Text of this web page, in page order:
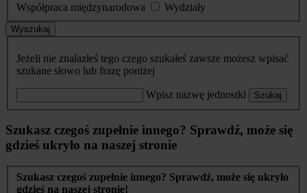
Współpraca międzynarodowa
Wydziały
Wyszukaj
Jeżeli nie znalazłeś tego czego szukałeś zawsze możesz wpisać
szukane słowo lub frazę poniżej
Wpisz nazwę jednostki Szukaj
Szukasz czegoś zupełnie innego? Sprawdź, może się
gdzieś ukryło na naszej stronie
Szukasz czegoś zupełnie innego? Sprawdź, może się ukryło
gdzieś na naszej stronie!